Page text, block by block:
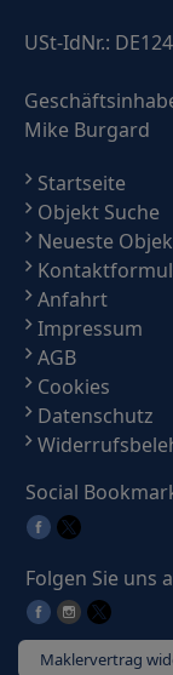
USt-IdNr.:
Mike Burgard
Startseite
Objekt Suche
Neueste
Anfahrt
Impressum
AGB
Cookies
Datenschutz
Social
Folgen Sie uns
Maklervertrag